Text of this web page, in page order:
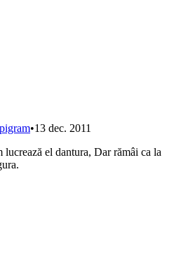
•13 dec. 2011
lucrează el dantura, Dar rămâi ca la